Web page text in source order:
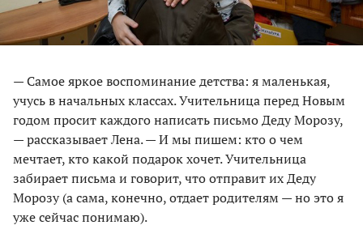
— Самое яркое воспоминание детства: я маленькая,
учусь в начальных классах. Учительница перед Новым
годом просит каждого написать письмо Деду Морозу,
— рассказывает Лена. — И мы пишем: кто о чем
мечтает, кто какой подарок хочет. Учительница
забирает письма и говорит, что отправит их Деду
Морозу (а сама, конечно, отдает родителям — но это я
уже сейчас понимаю).